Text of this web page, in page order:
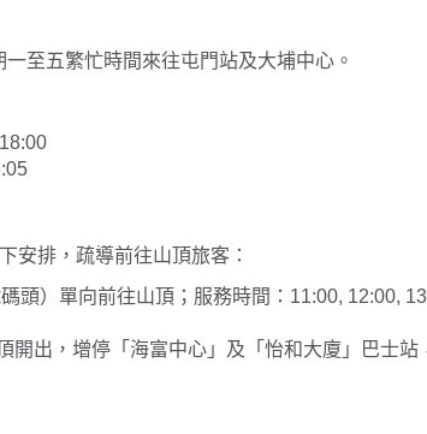
至五繁忙時間來往屯門站及大埔中心。
安排，疏導前往山頂旅客：
碼頭）單向前往山頂；服務時間：11:00, 12:00,
開出，增停「海富中心」及「怡和大廈」巴士站